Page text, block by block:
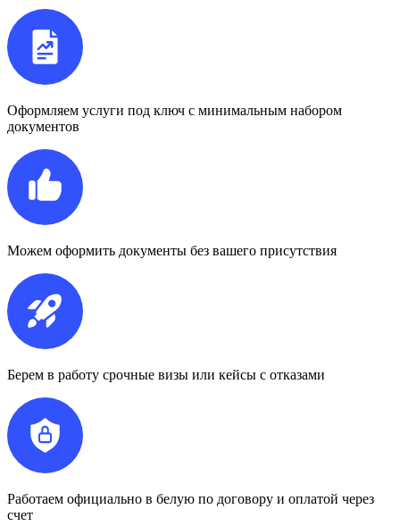
Оформляем услуги под ключ с минимальным набором
документов
Можем оформить документы без вашего присутствия
Берем в работу срочные визы или кейсы с отказами
Работаем официально в белую по договору и оплатой через
счет